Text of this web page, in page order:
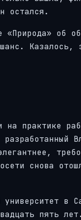
остался.
«Природа» об
Казалось,
на практике
снова
университет в
пять